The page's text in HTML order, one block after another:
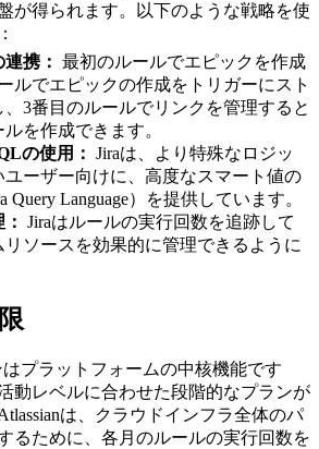
が得られます。以下のような戦略を使
携： 最初のルールでエピックを作成
ルでエピックの作成をトリガーにスト
3番目のルールでリンクを管理すると
を作成できます。
の使用： Jiraは、より特殊なロジッ
ユーザー向けに、高度なスマート値の
Query Language）を提供しています。
Jiraはルールの実行回数を追跡して
ソースを効果的に管理できるように
プラットフォームの中核機能です
動レベルに合わせた段階的なプランが
は、クラウドインフラ全体のパ
るために、各月のルールの実行回数を